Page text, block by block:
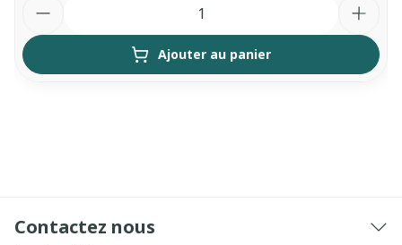
Ajouter au panier
Contactez nous